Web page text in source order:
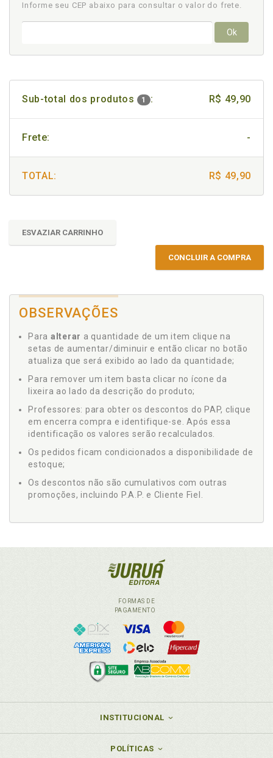
Informe seu CEP abaixo para consultar o valor do frete.
Ok
Sub-total dos produtos 1 : R$ 49,90
Frete: -
TOTAL: R$ 49,90
ESVAZIAR CARRINHO
CONCLUIR A COMPRA
OBSERVAÇÕES
Para alterar a quantidade de um item clique na
setas de aumentar/diminuir e então clicar no botão
atualiza que será exibido ao lado da quantidade;
Para remover um item basta clicar no ícone da
lixeira ao lado da descrição do produto;
Professores: para obter os descontos do PAP, clique
em encerra compra e identifique-se. Após essa
identificação os valores serão recalculados.
Os pedidos ficam condicionados a disponibilidade de
estoque;
Os descontos não são cumulativos com outras
promoções, incluindo P.A.P. e Cliente Fiel.
FORMAS DE
PAGAMENTO
INSTITUCIONAL
POLÍTICAS